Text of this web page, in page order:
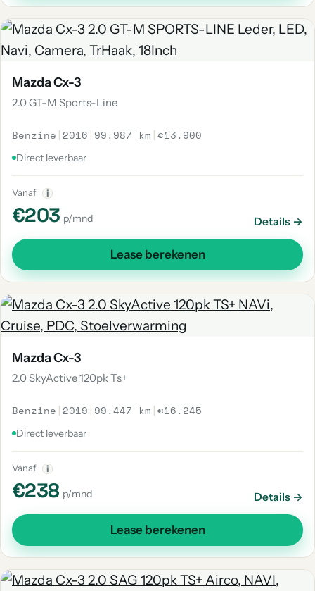
Mazda Cx-3
2.0 GT-M Sports-Line
Benzine | 2016 | 99.987 km |€13.900
Direct leverbaar
Vanaf i
€203 p/mnd Details →
Lease berekenen
Mazda Cx-3
2.0 SkyActive 120pk Ts+
Benzine | 2019 | 99.447 km |€16.245
Direct leverbaar
Vanaf i
€238 p/mnd Details →
Lease berekenen